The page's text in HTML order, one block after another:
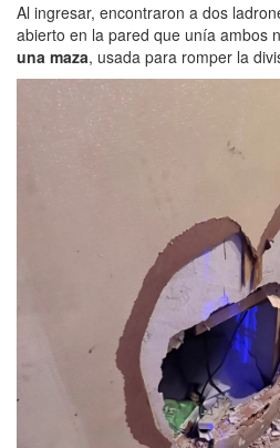
Al ingresar, encontraron a dos
abierto en la pared que unía ambos
una maza, usada para romper la